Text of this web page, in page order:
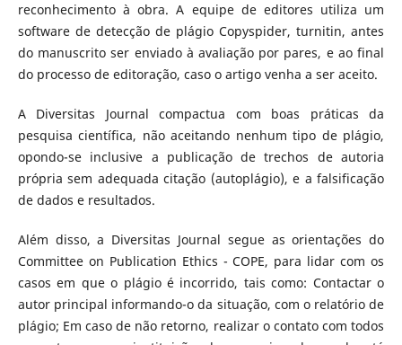
reconhecimento à obra. A equipe de editores utiliza um
software de detecção de plágio Copyspider, turnitin, antes
do manuscrito ser enviado à avaliação por pares, e ao final
do processo de editoração, caso o artigo venha a ser aceito.
A Diversitas Journal compactua com boas práticas da
pesquisa científica, não aceitando nenhum tipo de plágio,
opondo-se inclusive a publicação de trechos de autoria
própria sem adequada citação (autoplágio), e a falsificação
de dados e resultados.
Além disso, a Diversitas Journal segue as orientações do
Committee on Publication Ethics - COPE, para lidar com os
casos em que o plágio é incorrido, tais como: Contactar o
autor principal informando-o da situação, com o relatório de
plágio; Em caso de não retorno, realizar o contato com todos